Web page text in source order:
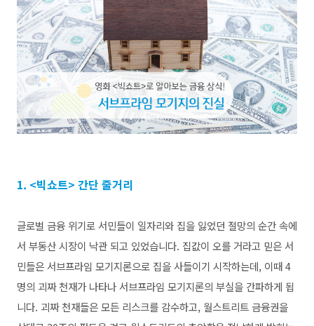
1. <빅쇼트> 간단 줄거리
글로벌 금융 위기로 서민들이 일자리와 집을 잃었던 절망의 순간 속에
서 부동산 시장이 낙관 되고 있었습니다. 집값이 오를 거라고 믿은 서
민들은 서브프라임 모기지론으로 집을 사들이기 시작하는데, 이때4
명의 괴짜 천재가 나타나 서브프라임 모기지론의 부실을 간파하게 됩
니다. 괴짜 천재들은 모든 리스크를 감수하고, 월스트리트 금융권을